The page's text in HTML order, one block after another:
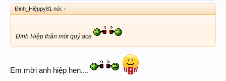
Đinh_Hiệppy81 nói: ↑
Đình Hiệp thân mời quý ace
Em mời anh hiệp hen....